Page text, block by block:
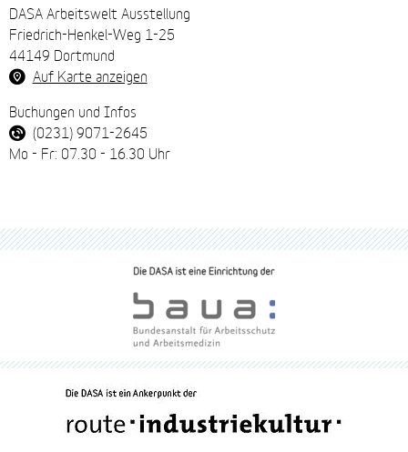
DASA Arbeitswelt Ausstellung
Friedrich-Henkel-Weg 1-25
44149 Dortmund
Auf Karte anzeigen
Buchungen und Infos
(0231) 9071-2645
Mo - Fr: 07.30 - 16.30 Uhr